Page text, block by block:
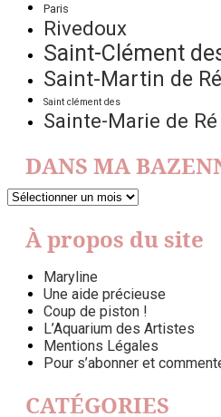
Paris
Rivedoux
Saint-Clément
Saint-Martin de Ré
Saint clément des
Sainte-Marie de Ré
DANS MA
DANS
BAZENNE
(ARCHIVES)
À propos du site
Maryline
Une aide précieuse
Coup de piston !
L’Aquarium des Artistes
Mentions Légales
Pour s’abonner et
CATÉGORIES